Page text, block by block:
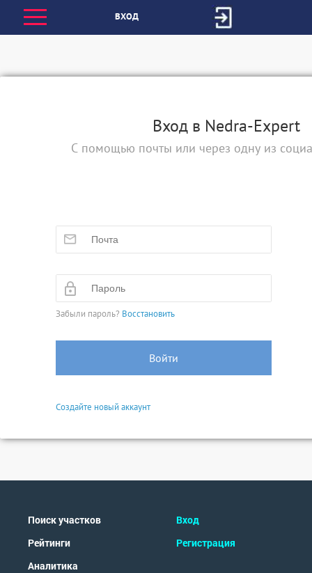
ВХОД
Вход в Nedra-Expert
С помощью почты или через одну из
Забыли пароль? Восстановить
Войти
Создайте новый аккаунт
Поиск участков
Рейтинги
Аналитика
Вход
Регистрация